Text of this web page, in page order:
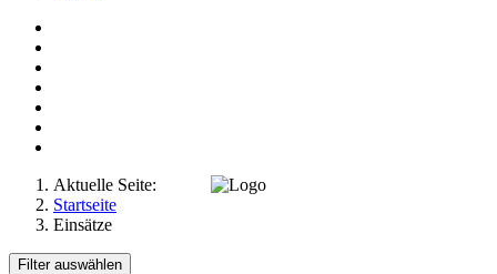
Aktuelle Seite:
Startseite
Einsätze
Filter auswählen